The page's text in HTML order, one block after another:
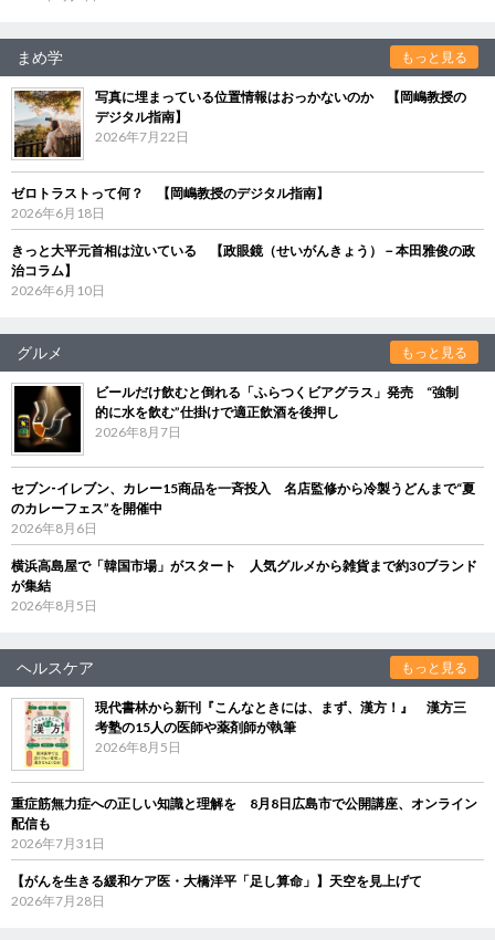
まめ学 もっと見る
写真に埋まっている位置情報はおっかないのか 【岡嶋教授の
デジタル指南】
2026年7月22日
ゼロトラストって何？ 【岡嶋教授のデジタル指南】
2026年6月18日
きっと大平元首相は泣いている 【政眼鏡（せいがんきょう）－本田雅俊の政
治コラム】
2026年6月10日
グルメ もっと見る
ビールだけ飲むと倒れる「ふらつくビアグラス」発売 “強制
的に水を飲む”仕掛けで適正飲酒を後押し
2026年8月7日
セブン‐イレブン、カレー15商品を一斉投入 名店監修から冷製うどんまで“夏
のカレーフェス”を開催中
2026年8月6日
横浜高島屋で「韓国市場」がスタート 人気グルメから雑貨まで約30ブランド
が集結
2026年8月5日
ヘルスケア もっと見る
現代書林から新刊『こんなときには、まず、漢方！』 漢方三
考塾の15人の医師や薬剤師が執筆
2026年8月5日
重症筋無力症への正しい知識と理解を 8月8日広島市で公開講座、オンライン
配信も
2026年7月31日
【がんを生きる緩和ケア医・大橋洋平「足し算命」】天空を見上げて
2026年7月28日